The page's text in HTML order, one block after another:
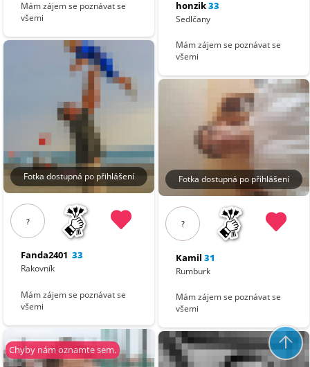
Chyby nám oznamte sem.
Mám zájem se poznávat se
všemi
Fotka dostupná po přihlášení
?
Fanda2401 33
Rakovník
Mám zájem se poznávat se
všemi
honzik33
Sedlčany
Mám zájem se poznávat se
všemi
Fotka dostupná po přihlášení
?
Kamil 31
Rumburk
Mám zájem se poznávat se
všemi